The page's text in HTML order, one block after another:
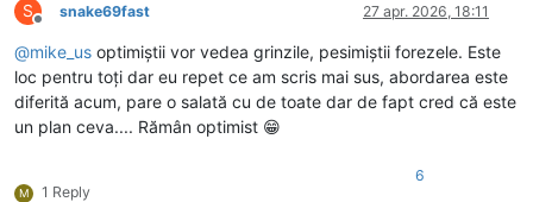
S
Deconectat
snake69fast 27 apr. 2026, 18:11
@mike_us optimiștii vor vedea grinzile, pesimiștii forezele. Este
loc pentru toți dar eu repet ce am scris mai sus, abordarea este
diferită acum, pare o salată cu de toate dar de fapt cred că este
un plan ceva.... Rămân optimist 😁
M 1 Reply
6